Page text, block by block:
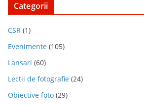
Categorii
CSR (1)
Evenimente (105)
Lansari (60)
Lectii de fotografie (24)
Obiective foto (29)